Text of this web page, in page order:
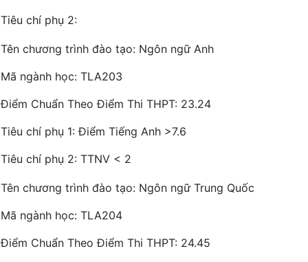
Tiêu chí phụ 2:
Tên chương trình đào tạo: Ngôn ngữ Anh
Mã ngành học: TLA203
Điểm Chuẩn Theo Điểm Thi THPT: 23.24
Tiêu chí phụ 1: Điểm Tiếng Anh >7.6
Tiêu chí phụ 2: TTNV < 2
Tên chương trình đào tạo: Ngôn ngữ Trung Quốc
Mã ngành học: TLA204
Điểm Chuẩn Theo Điểm Thi THPT: 24.45